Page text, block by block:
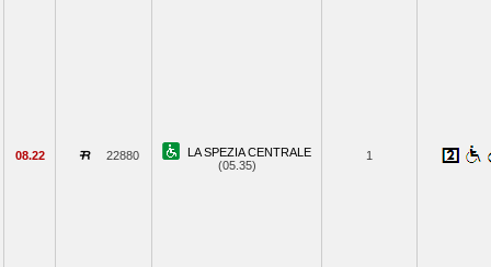
08.22 22880
LA SPEZIA CENTRALE
(05.35)
1